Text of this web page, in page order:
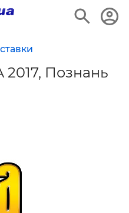
2017, Познань